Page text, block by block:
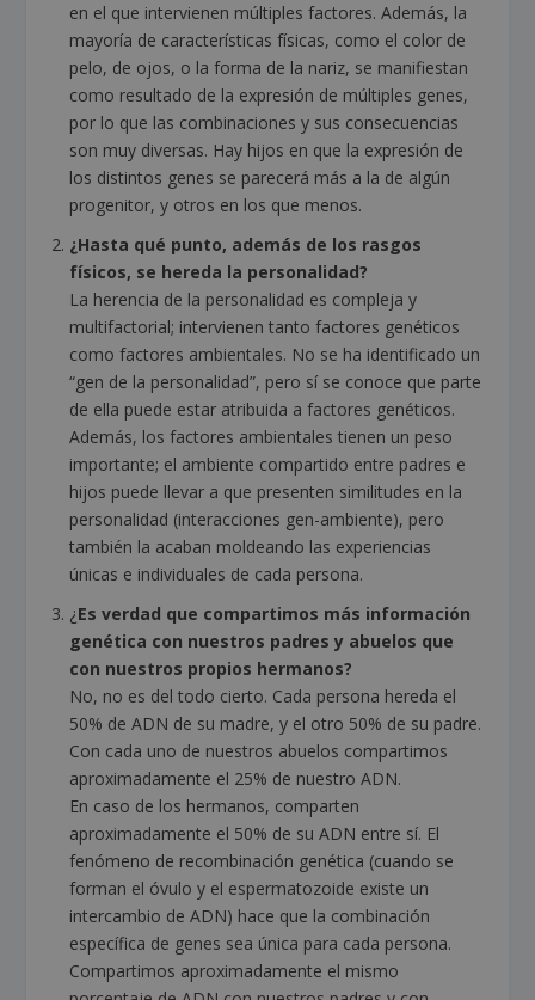
en el que intervienen múltiples factores. Además, la
mayoría de características físicas, como el color de
pelo, de ojos, o la forma de la nariz, se manifiestan
como resultado de la expresión de múltiples genes,
por lo que las combinaciones y sus consecuencias
son muy diversas. Hay hijos en que la expresión de
los distintos genes se parecerá más a la de algún
progenitor, y otros en los que menos.
¿Hasta qué punto, además de los rasgos
físicos, se hereda la personalidad?
La herencia de la personalidad es compleja y
multifactorial; intervienen tanto factores genéticos
como factores ambientales. No se ha identificado un
“gen de la personalidad”, pero sí se conoce que parte
de ella puede estar atribuida a factores genéticos.
Además, los factores ambientales tienen un peso
importante; el ambiente compartido entre padres e
hijos puede llevar a que presenten similitudes en la
personalidad (interacciones gen-ambiente), pero
también la acaban moldeando las experiencias
únicas e individuales de cada persona.
¿Es verdad que compartimos más información
genética con nuestros padres y abuelos que
con nuestros propios hermanos?
No, no es del todo cierto. Cada persona hereda el
50% de ADN de su madre, y el otro 50% de su padre.
Con cada uno de nuestros abuelos compartimos
aproximadamente el 25% de nuestro ADN.
En caso de los hermanos, comparten
aproximadamente el 50% de su ADN entre sí. El
fenómeno de recombinación genética (cuando se
forman el óvulo y el espermatozoide existe un
intercambio de ADN) hace que la combinación
específica de genes sea única para cada persona.
Compartimos aproximadamente el mismo